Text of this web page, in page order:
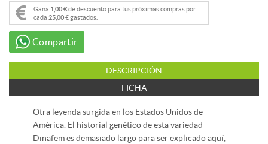
Gana 1,00 €de descuento para tus próximas compras por
cada 25,00 €gastados.
Compartir
DESCRIPCIÓN
FICHA
Otra leyenda surgida en los Estados Unidos de
América. El historial genético de esta variedad
Dinafem es demasiado largo para ser explicado aquí,